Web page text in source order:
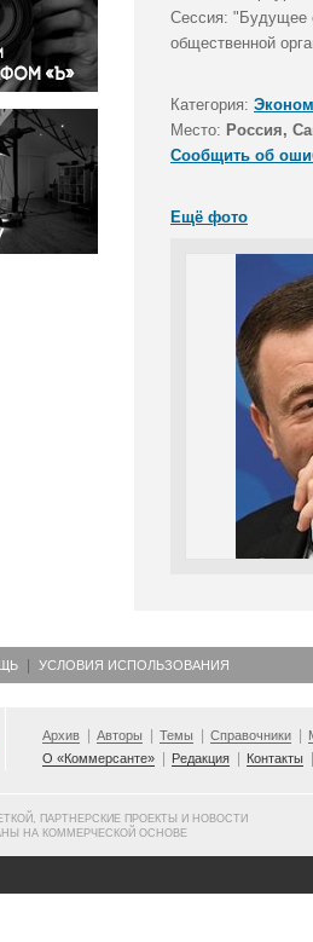
конфликты
Сессия: "Будущее
общественной
Категория:
Место: Россия,
Сообщить об
Ещё фото
УСЛОВИЯ ИСПОЛЬЗОВАНИЯ
Архив Авторы Темы Справочники
О «Коммерсанте»
Редакция Контакты
ПАРТНЕРСКИЕ ПРОЕКТЫ И НОВОСТИ
НА КОММЕРЧЕСКОЙ ОСНОВЕ